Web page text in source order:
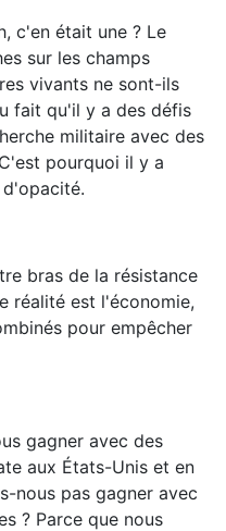
c'en était une ? Le
sur les champs
vivants ne sont-ils
fait qu'il y a des défis
militaire avec des
pourquoi il y a
bras de la résistance
réalité est l'économie,
pour empêcher
gagner avec des
aux États-Unis et en
nous pas gagner avec
? Parce que nous